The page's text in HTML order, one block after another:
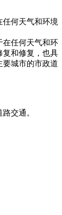
何天气和环境
在任何天气和环
复和修复，也具
城市的市政道
交通。